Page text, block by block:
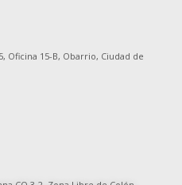
mOficina 15-B, Obarrio, Ciudad de